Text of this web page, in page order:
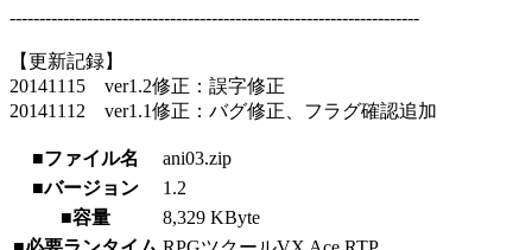
---------------------------------------------------------------------
【更新記録】
20141115 ver1.2修正：誤字修正
20141112 ver1.1修正：バグ修正、フラグ確認追加
■ファイル名
ani03.zip
■バージョン
1.2
■容量
8,329 KByte